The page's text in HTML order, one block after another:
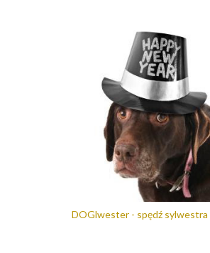
DOGlwester - spędź sylwestra